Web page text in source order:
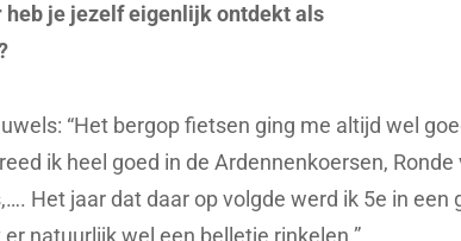
heb je jezelf eigenlijk ontdekt als
“Het bergop fietsen ging me altijd wel
ik heel goed in de Ardennenkoersen,
Het jaar dat daar op volgde werd ik 5e in een
er natuurlijk wel een belletje rinkelen.”